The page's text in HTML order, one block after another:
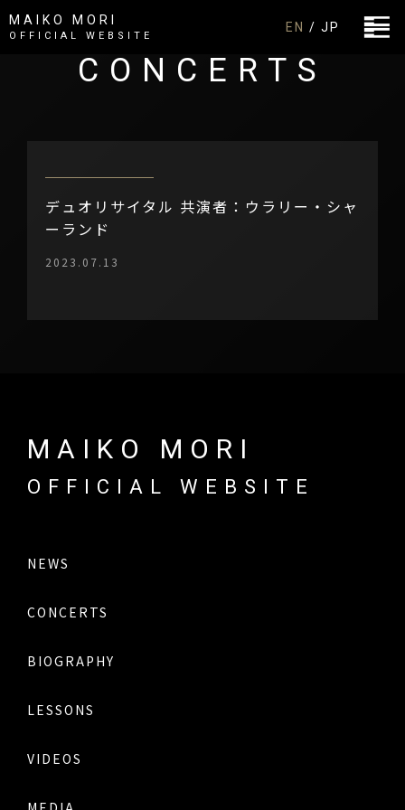
MAIKO MORI
OFFICIAL WEBSITE
EN / JP
CONCERTS
デュオリサイタル 共演者：ウラリー・シャ
ーランド
2023.07.13
MAIKO MORI
OFFICIAL WEBSITE
NEWS
CONCERTS
BIOGRAPHY
LESSONS
VIDEOS